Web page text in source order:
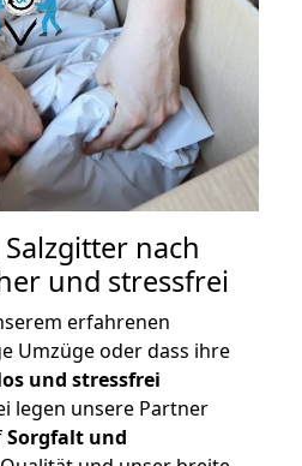
Salzgitter nach
und stressfrei
erfahrenen
Umzüge oder dass ihre
und stressfrei
legen unsere Partner
Sorgfalt und